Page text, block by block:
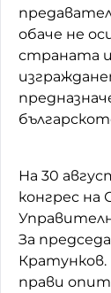
обаче не
страната
На 30
конгрес на
За
Кратунков.
прави